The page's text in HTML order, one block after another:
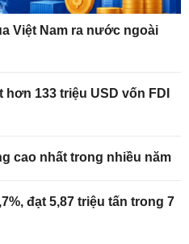
Việt Nam ra nước ngoài
133 triệu USD vốn FDI
cao nhất trong nhiều năm
đạt 5,87 triệu tấn trong 7